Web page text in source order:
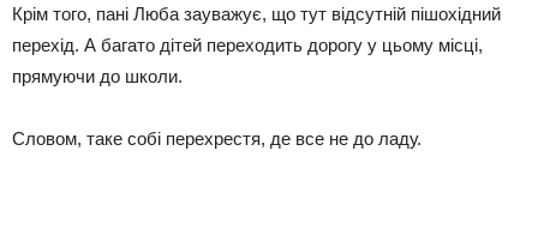
Крім того, пані Люба зауважує, що тут відсутній пішохідний
перехід. А багато дітей переходить дорогу у цьому місці,
прямуючи до школи.
Словом, таке собі перехрестя, де все не до ладу.